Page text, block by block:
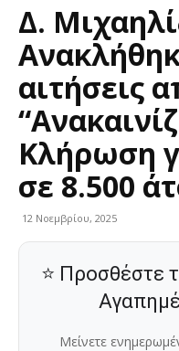
Δ.
αιτήσεις
Κλήρωση
σε 8.500
12 Νοεμβρίου, 2025
⭐ Προσθέστε
Μείνετε